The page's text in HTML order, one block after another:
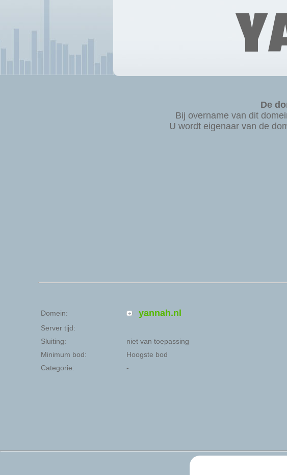
De
Bij overname van dit
U wordt eigenaar van de
Domein: yannah.nl
Server tijd:
Sluiting:
niet van toepassing
Minimum bod:
Hoogste bod
Categorie:
-